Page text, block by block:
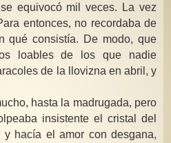
equivocó mil veces. La vez
entonces, no recordaba de
qué consistía. De modo, que
loables de los que nadie
de la llovizna en abril, y
hasta la madrugada, pero
insistente el cristal del
y hacía el amor con desgana,